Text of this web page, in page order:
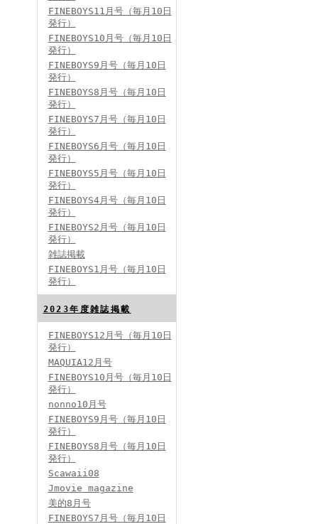
FINEBOYS2024年4月号
FINEBOYS2024年2月号
2024分バックナンバー
2023分バックナンバー
2022年分バックナンバー
2019年分バックナンバー
2018年分バックナンバー
2017年分バックナンバー
2016年分バックナンバー
2014年分バックナンバー
FINEBOYS11月号（毎月10日
発行）
FINEBOYS10月号（毎月10日
発行）
FINEBOYS9月号（毎月10日
発行）
FINEBOYS8月号（毎月10日
発行）
FINEBOYS7月号（毎月10日
発行）
FINEBOYS6月号（毎月10日
発行）
FINEBOYS5月号（毎月10日
発行）
FINEBOYS4月号（毎月10日
発行）
FINEBOYS2月号（毎月10日
発行）
雑誌掲載
FINEBOYS1月号（毎月10日
発行）
2023年度雑誌掲載
FINEBOYS12月号（毎月10日
発行）
MAQUIA12月号
FINEBOYS10月号（毎月10日
発行）
nonno10月号
FINEBOYS9月号（毎月10日
発行）
FINEBOYS8月号（毎月10日
発行）
Scawaii08
Jmovie magazine
美的8月号
FINEBOYS7月号（毎月10日